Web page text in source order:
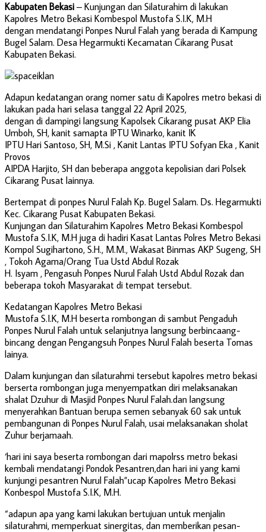
Kabupaten Bekasi – Kunjungan dan Silaturahim di lakukan
Kapolres Metro Bekasi Kombespol Mustofa S.I.K, M.H
dengan mendatangi Ponpes Nurul Falah yang berada di Kampung
Bugel Salam. Desa Hegarmukti Kecamatan Cikarang Pusat
Kabupaten Bekasi.
Adapun kedatangan orang nomer satu di Kapolres metro bekasi di
lakukan pada hari selasa tanggal 22 April 2025,
dengan di dampingi langsung Kapolsek Cikarang pusat AKP Elia
Umboh, SH, kanit samapta IPTU Winarko, kanit IK
IPTU Hari Santoso, SH, M.Si , Kanit Lantas IPTU Sofyan Eka , Kanit
Provos
AIPDA Harjito, SH dan beberapa anggota kepolisian dari Polsek
Cikarang Pusat lainnya.
Bertempat di ponpes Nurul Falah Kp. Bugel Salam. Ds. Hegarmukti
Kec. Cikarang Pusat Kabupaten Bekasi.
Kunjungan dan Silaturahim Kapolres Metro Bekasi Kombespol
Mustofa S.I.K, M.H juga di hadiri Kasat Lantas Polres Metro Bekasi
Kompol Sugihartono, S.H., M.M., Wakasat Binmas AKP Sugeng, SH
, Tokoh Agama/Orang Tua Ustd Abdul Rozak
H. Isyam , Pengasuh Ponpes Nurul Falah Ustd Abdul Rozak dan
beberapa tokoh Masyarakat di tempat tersebut.
Kedatangan Kapolres Metro Bekasi
Mustofa S.I.K, M.H beserta rombongan di sambut Pengaduh
Ponpes Nurul Falah untuk selanjutnya langsung berbincaang-
bincang dengan Pengangsuh Ponpes Nurul Falah beserta Tomas
lainya.
Dalam kunjungan dan silaturahmi tersebut kapolres metro bekasi
berserta rombongan juga menyempatkan diri melaksanakan
shalat Dzuhur di Masjid Ponpes Nurul Falah.dan langsung
menyerahkan Bantuan berupa semen sebanyak 60 sak untuk
pembangunan di Ponpes Nurul Falah, usai melaksanakan sholat
Zuhur berjamaah.
‘hari ini saya beserta rombongan dari mapolrss metro bekasi
kembali mendatangi Pondok Pesantren,dan hari ini yang kami
kunjungi pesantren Nurul Falah”ucap Kapolres Metro Bekasi
Konbespol Mustofa S.I.K, M.H.
“adapun apa yang kami lakukan bertujuan untuk menjalin
silaturahmi, memperkuat sinergitas, dan memberikan pesan-